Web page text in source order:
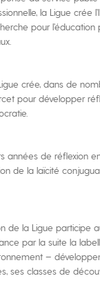
la Ligue crée
pour
crée, dans de
pour développer
années de réflexion
de la laïcité
de la Ligue participe
par la suite la
–
ses classes de